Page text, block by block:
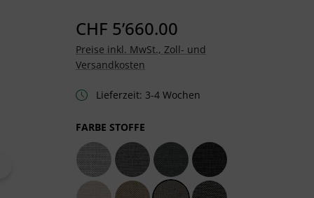
CHF 5’660.00
Preise inkl. MwSt., Zoll- und
Versandkosten
Lieferzeit: 3-4 Wochen
FARBE STOFFE
Light Grey Dark GreyGrafito GreySooty Grey